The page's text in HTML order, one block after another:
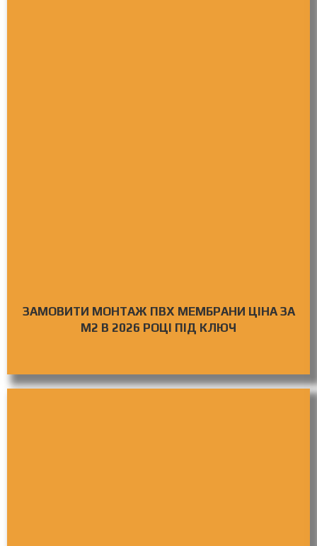
ЗАМОВИТИ МОНТАЖ ПВХ МЕМБРАНИ ЦІНА ЗА
М2 В 2026 РОЦІ ПІД КЛЮЧ